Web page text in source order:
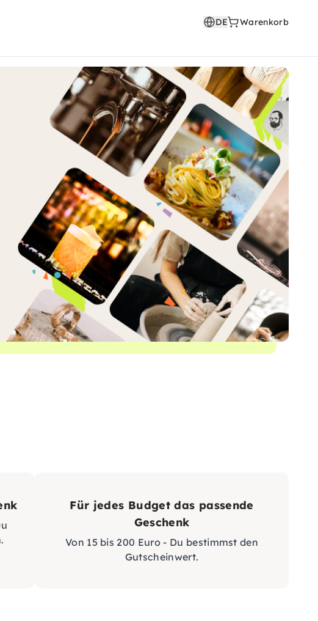
DE Warenkorb
Für jedes Budget das passende
Geschenk
Von 15 bis 200 Euro - Du bestimmst den
Gutscheinwert.